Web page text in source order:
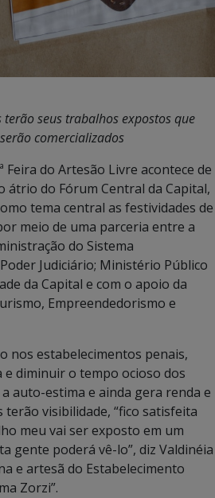
terão seus trabalhos expostos que
comercializados
Feira do Artesão Livre acontece de
átrio do Fórum Central da Capital,
tema central as festividades de
meio de uma parceria entre a
do Sistema
Judiciário; Ministério Público
da Capital e com o apoio da
Empreendedorismo e
nos estabelecimentos penais,
e diminuir o tempo ocioso dos
auto-estima e ainda gera renda e
visibilidade, “fico satisfeita
meu vai ser exposto em um
gente poderá vê-lo”, diz Valdinéia
e artesã do Estabelecimento
Zorzi”.